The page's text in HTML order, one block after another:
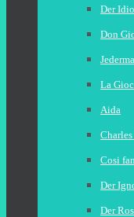
Der
Don
La
Aida
Cosi
Der
Der